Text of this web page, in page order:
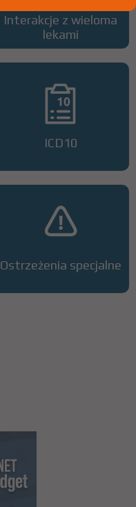
Interakcje z wieloma
lekami
ICD10
Ostrzeżenia specjalne